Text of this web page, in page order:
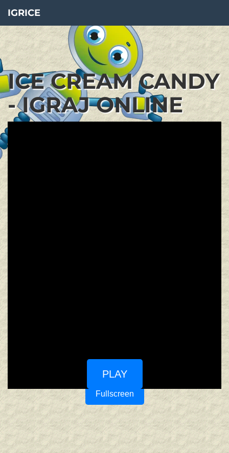
IGRICE
ICE CREAM CANDY
- IGRAJ ONLINE
PLAY
Fullscreen